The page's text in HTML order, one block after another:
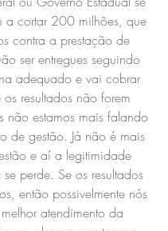
a cortar 200 milhões, que
contra a prestação de
ser entregues seguindo
adequado e vai cobrar
os resultados não forem
não estamos mais falando
de gestão. Já não é mais
e aí a legitimidade
perde. Se os resultados
então possivelmente nós
atendimento da